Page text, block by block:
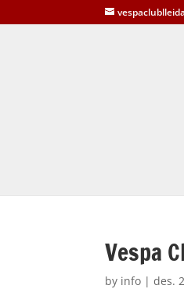
Vespa
by info |des.